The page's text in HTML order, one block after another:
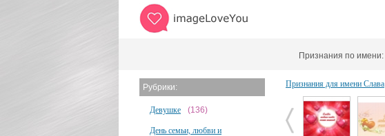
Признания по имени:
Рубрики:
Девушке (136)
День семьи, любви и
Признания для имени Слава